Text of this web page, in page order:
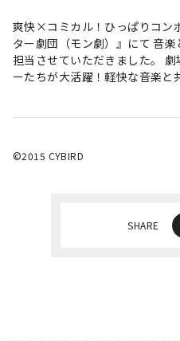
爽快×コミカル！ひっぱりコン
ター劇団（モン劇）』にて 音
担当させていただきました。
ーたちが大活躍！軽快な音楽と
©2015 CYBIRD
SHARE